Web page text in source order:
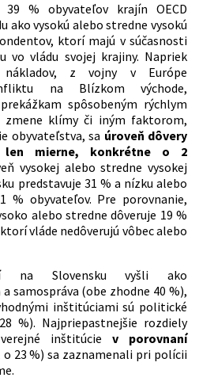
39 % obyvateľov krajín OECD
ako vysokú alebo stredne vysokú
ktorí majú v súčasnosti
vo vládu svojej krajiny. Napriek
z vojny v Európe
na Blízkom východe,
spôsobeným rýchlym
zmene klímy či iným faktorom,
obyvateľstva, sa úroveň dôvery
mierne, konkrétne o 2
vysokej alebo stredne vysokej
predstavuje 31 % a nízku alebo
% obyvateľov. Pre porovnanie,
alebo stredne dôveruje 19 %
vláde nedôverujú vôbec alebo
na Slovensku vyšli ako
samospráva (obe zhodne 40 %),
inštitúciami sú politické
%). Najpriepastnejšie rozdiely
inštitúcie v porovnaní
23 %) sa zaznamenali pri polícii